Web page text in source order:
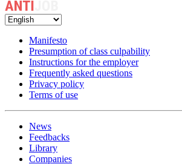
Manifesto
Presumption of class culpability
Instructions for the employer
Frequently asked questions
Privacy policy
Terms of use
News
Feedbacks
Library
Companies